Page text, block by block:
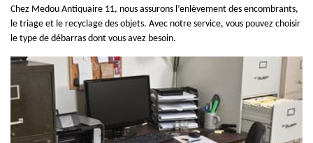
Chez Medou Antiquaire 11, nous assurons l’enlèvement des encombrants,
le triage et le recyclage des objets. Avec notre service, vous pouvez choisir
le type de débarras dont vous avez besoin.